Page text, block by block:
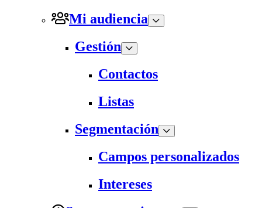
Mi audiencia
Gestión
Contactos
Listas
Segmentación
Campos personalizados
Intereses